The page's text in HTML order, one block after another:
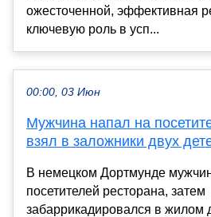
ожесточенной, эффективная
ключевую роль в усп...
00:00, 03 Июн
Мужчина напал на
взял в заложники двух
В немецком Дортмунде
посетителей ресторана, затем
забаррикадировался в жилом